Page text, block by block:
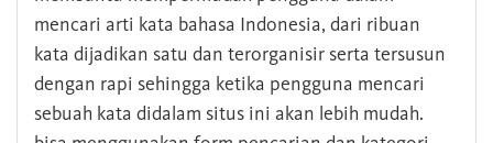
mencari arti kata bahasa Indonesia, dari ribuan
kata dijadikan satu dan terorganisir serta tersusun
dengan rapi sehingga ketika pengguna mencari
sebuah kata didalam situs ini akan lebih mudah.